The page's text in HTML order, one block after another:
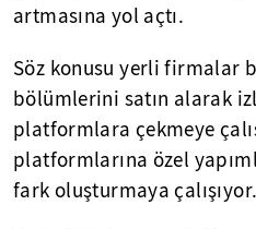
artmasına yol açtı.
Söz konusu yerli firmalar
bölümlerini satın alarak
platformlara çekmeye
platformlarına özel
fark oluşturmaya çalışıyor.